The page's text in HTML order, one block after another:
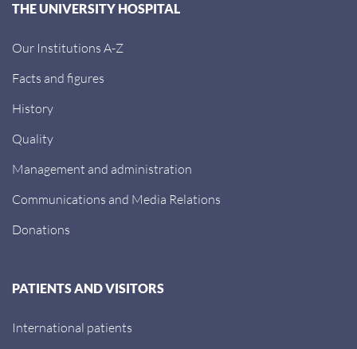
THE UNIVERSITY HOSPITAL
Our Institutions A-Z
Facts and figures
History
Quality
Management and administration
Communications and Media Relations
Donations
PATIENTS AND VISITORS
International patients